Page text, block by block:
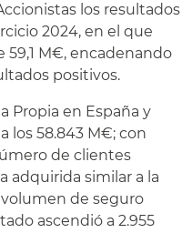
los resultados
2024, en el que
M€, encadenando
positivos.
Propia en España y
los 58.843 M€; con
de clientes
adquirida similar a la
volumen de seguro
ascendió a 2.955